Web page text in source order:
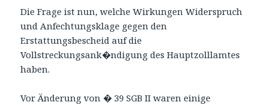
Die Frage ist nun, welche Wirkungen Widerspruch
und Anfechtungsklage gegen den
Erstattungsbescheid auf die
Vollstreckungsank�ndigung des Hauptzolllamtes
haben.
Vor Änderung von � 39 SGB II waren einige